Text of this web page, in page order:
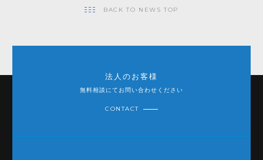
BACK TO NEWS TOP
法人のお客様
無料相談にてお問い合わせください
CONTACT